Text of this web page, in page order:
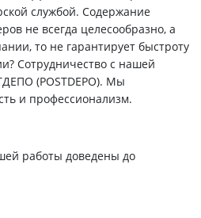
службой. Содержание
не всегда целесообразно, а
то не гарантирует быстроту
Сотрудничество с нашей
(POSTDEPO). Мы
и профессионализм.
работы доведены до